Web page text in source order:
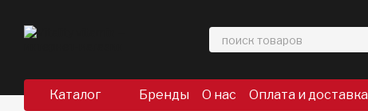
Каталог Бренды О нас Оплата и доставка